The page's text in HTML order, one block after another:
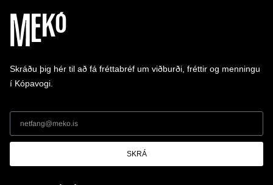
Skráðu þig hér til að fá fréttabréf um viðburði, fréttir og menningu
í Kópavogi.
SKRÁ